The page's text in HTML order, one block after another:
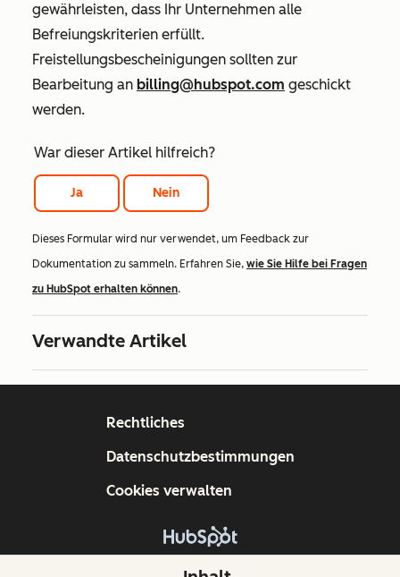
gewährleisten, dass Ihr Unternehmen alle
Befreiungskriterien erfüllt.
Freistellungsbescheinigungen sollten zur
Bearbeitung an billing@hubspot.com geschickt
werden.
War dieser Artikel hilfreich?
Ja Nein
Dieses Formular wird nur verwendet, um Feedback zur
Dokumentation zu sammeln. Erfahren Sie, wie Sie Hilfe bei Fragen
zu HubSpot erhalten können.
Verwandte Artikel
Copyright © 2026 HubSpot, Inc.
Rechtliches
Datenschutzbestimmungen
Cookies verwalten